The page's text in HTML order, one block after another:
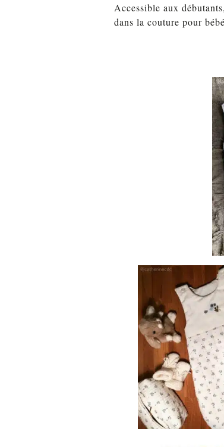
Accessible aux
dans la couture pour